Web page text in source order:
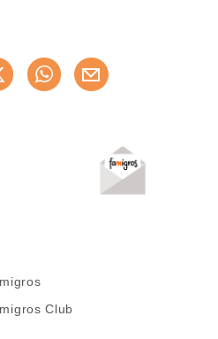
Jetzt weiterempfehlen
Club